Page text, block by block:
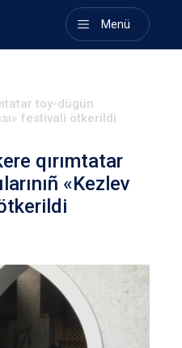
Menü
toy-dügün
festivali ötkerildi
qırımtatar
«Kezlev